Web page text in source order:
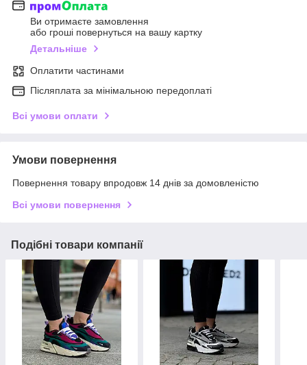
Ви отримаєте замовлення
або гроші повернуться на вашу картку
Детальніше
Оплатити частинами
Післяплата за мінімальною передоплаті
Всі умови оплати
Умови повернення
Повернення товару впродовж 14 днів за домовленістю
Всі умови повернення
Подібні товари компанії